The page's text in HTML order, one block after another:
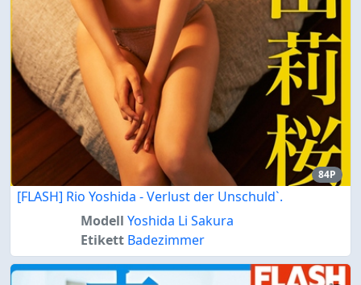
84P
[FLASH] Rio Yoshida - Verlust der Unschuld`.
Modell Yoshida Li Sakura
Etikett Badezimmer